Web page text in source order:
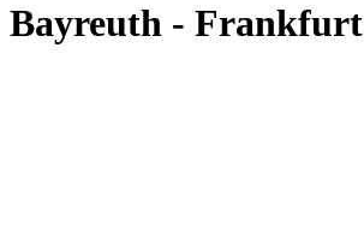
Bayreuth - Frankfurt